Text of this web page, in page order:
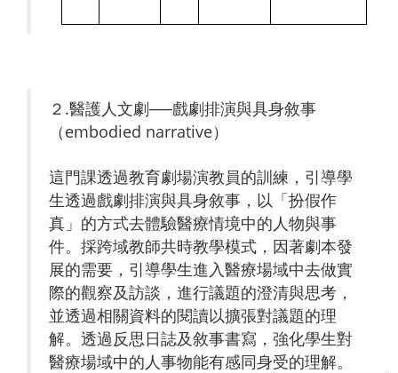
２.醫護人文劇──戲劇排演與具身敘事
（embodied narrative）
這門課透過教育劇場演教員的訓練，引導學
生透過戲劇排演與具身敘事，以「扮假作
真」的方式去體驗醫療情境中的人物與事
件。採跨域教師共時教學模式，因著劇本發
展的需要，引導學生進入醫療場域中去做實
際的觀察及訪談，進行議題的澄清與思考，
並透過相關資料的閱讀以擴張對議題的理
解。透過反思日誌及敘事書寫，強化學生對
醫療場域中的人事物能有感同身受的理解。